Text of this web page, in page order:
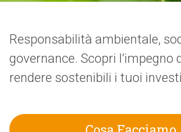
Responsabilità ambientale,
governance. Scopri l’impegno
rendere sostenibili i tuoi